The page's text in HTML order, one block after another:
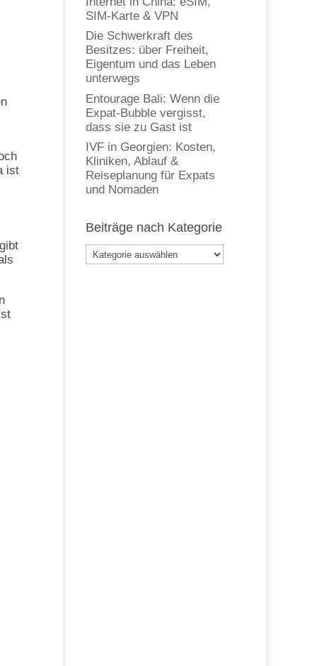
ist
SIM-Karte & VPN
Die Schwerkraft des
Besitzes: über Freiheit,
Eigentum und das Leben
unterwegs
Entourage Bali: Wenn die
Expat-Bubble vergisst,
dass sie zu Gast ist
IVF in Georgien: Kosten,
Kliniken, Ablauf &
Reiseplanung für Expats
und Nomaden
Beiträge nach Kategorie
Beiträge
nach